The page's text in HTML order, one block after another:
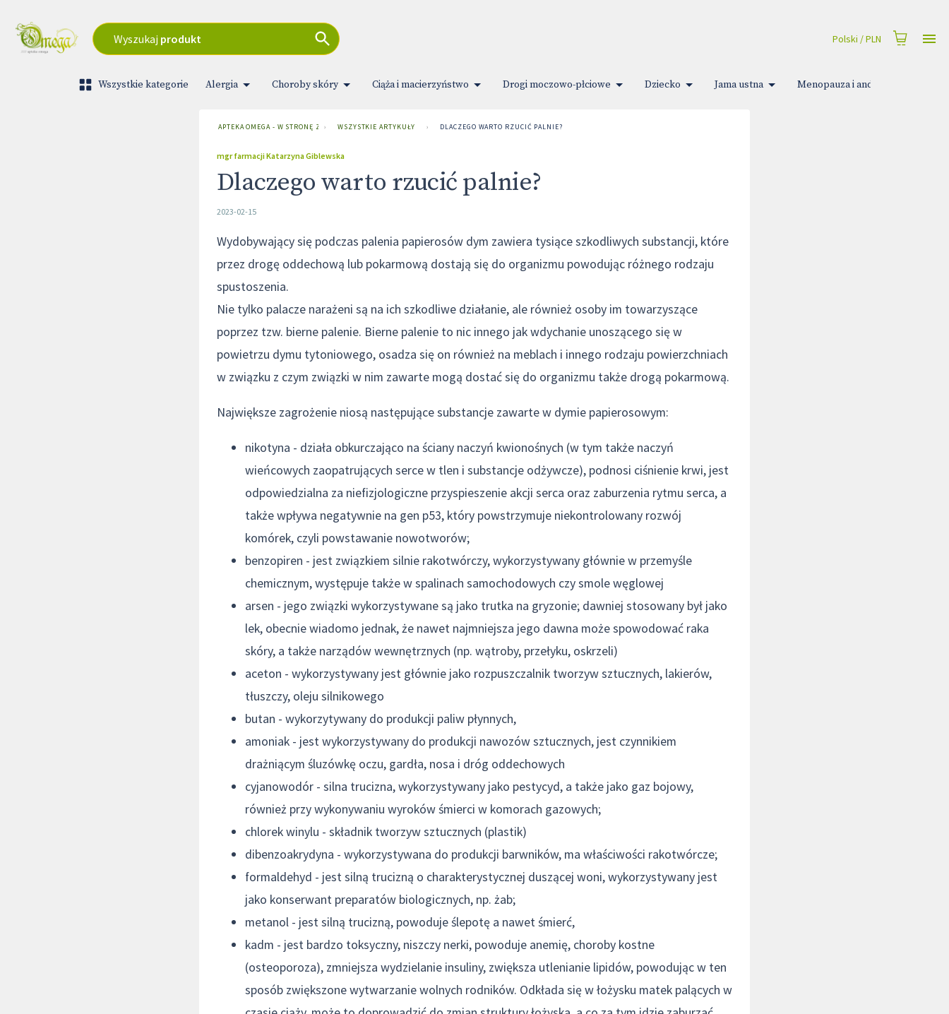
Wyszukaj produkt Polski /PLN
Wszystkie kategorie Alergia Choroby skóry Ciąża i macierzyństwo Drogi moczowo-płciowe Dziecko Jama ustna Menopauza i andropauza
APTEKA OMEGA - W STRONĘ ZDROWIA
› WSZYSTKIE ARTYKUŁY › DLACZEGO WARTO RZUCIĆ PALNIE?
mgr farmacji Katarzyna Giblewska
Dlaczego warto rzucić palnie?
2023-02-15
Wydobywający się podczas palenia papierosów dym zawiera tysiące szkodliwych substancji, które
przez drogę oddechową lub pokarmową dostają się do organizmu powodując różnego rodzaju
spustoszenia.
Nie tylko palacze narażeni są na ich szkodliwe działanie, ale również osoby im towarzyszące
poprzez tzw. bierne palenie. Bierne palenie to nic innego jak wdychanie unoszącego się w
powietrzu dymu tytoniowego, osadza się on również na meblach i innego rodzaju powierzchniach
w związku z czym związki w nim zawarte mogą dostać się do organizmu także drogą pokarmową.
Największe zagrożenie niosą następujące substancje zawarte w dymie papierosowym:
nikotyna - działa obkurczająco na ściany naczyń kwionośnych (w tym także naczyń
wieńcowych zaopatrujących serce w tlen i substancje odżywcze), podnosi ciśnienie krwi, jest
odpowiedzialna za niefizjologiczne przyspieszenie akcji serca oraz zaburzenia rytmu serca, a
także wpływa negatywnie na gen p53, który powstrzymuje niekontrolowany rozwój
komórek, czyli powstawanie nowotworów;
benzopiren - jest związkiem silnie rakotwórczy, wykorzystywany głównie w przemyśle
chemicznym, występuje także w spalinach samochodowych czy smole węglowej
arsen - jego związki wykorzystywane są jako trutka na gryzonie; dawniej stosowany był jako
lek, obecnie wiadomo jednak, że nawet najmniejsza jego dawna może spowodować raka
skóry, a także narządów wewnętrznych (np. wątroby, przełyku, oskrzeli)
aceton - wykorzystywany jest głównie jako rozpuszczalnik tworzyw sztucznych, lakierów,
tłuszczy, oleju silnikowego
butan - wykorzytywany do produkcji paliw płynnych,
amoniak - jest wykorzystywany do produkcji nawozów sztucznych, jest czynnikiem
drażniącym śluzówkę oczu, gardła, nosa i dróg oddechowych
cyjanowodór - silna trucizna, wykorzystywany jako pestycyd, a także jako gaz bojowy,
również przy wykonywaniu wyroków śmierci w komorach gazowych;
chlorek winylu - składnik tworzyw sztucznych (plastik)
dibenzoakrydyna - wykorzystywana do produkcji barwników, ma właściwości rakotwórcze;
formaldehyd - jest silną trucizną o charakterystycznej duszącej woni, wykorzystywany jest
jako konserwant preparatów biologicznych, np. żab;
metanol - jest silną trucizną, powoduje ślepotę a nawet śmierć,
kadm - jest bardzo toksyczny, niszczy nerki, powoduje anemię, choroby kostne
(osteoporoza), zmniejsza wydzielanie insuliny, zwiększa utlenianie lipidów, powodując w ten
sposób zwiększone wytwarzanie wolnych rodników. Odkłada się w łożysku matek palących w